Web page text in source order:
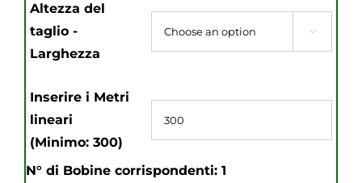
Altezza del
taglio -
Larghezza

Inserire i Metri
lineari
(Minimo: 300)
N° di Bobine corrispondenti: 1